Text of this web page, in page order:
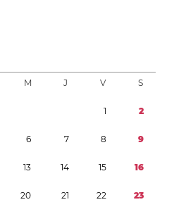
M J V S
1 2
6 7 8 9
13 14 15 16
20 21 22 23